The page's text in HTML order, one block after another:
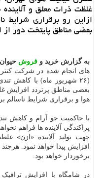
غلظت ذرات معلق و
ازاین رو برقراری
بعضی مناطق پایتخت دور از
به گزارش خرید و فروش
های انجام شده در شرکت
(۲۶ شهریور ماه) با کاهش
بعضی مناطق پرتردد
هوا و برقراری شرایط
با حاکمیت جو آرام و کاهش
پراکندگی آلاینده ها فراهم
جهت تولید آلاینده «ازن»
افزایش پیدا خواهد نمود.
برخوردار خواهد بود.
در شامگاه با افزایش